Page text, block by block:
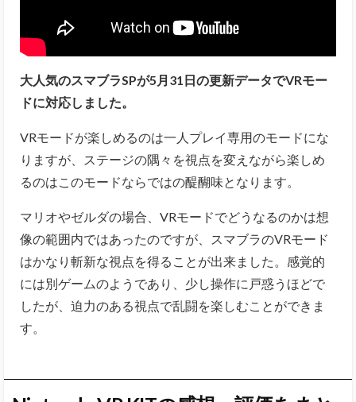
大人気のスマブラSPが5月31日の更新データでVRモー
ドに対応しました。
VRモードが楽しめるのは一人プレイ専用のモードにな
りますが、ステージの隅々を視点を変えながら楽しめ
るのはこのモードならではの醍醐味となります。
マリオやゼルダの場合、VRモードでどうなるのかは想
像の範囲内ではあったのですが、スマブラのVRモード
はかなり斬新な視点を得ることが出来ました。感覚的
には別ゲームのようであり、少し操作に戸惑うほどで
したが、迫力のある視点で乱闘を楽しむことができま
す。